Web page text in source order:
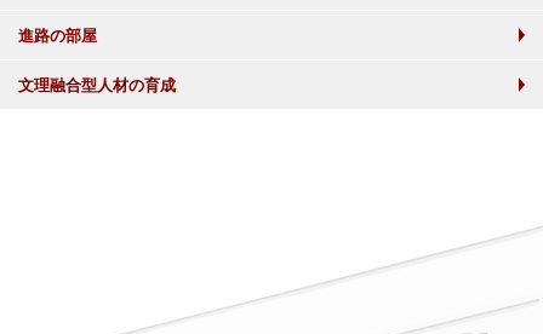
進路の部屋
文理融合型人材の育成